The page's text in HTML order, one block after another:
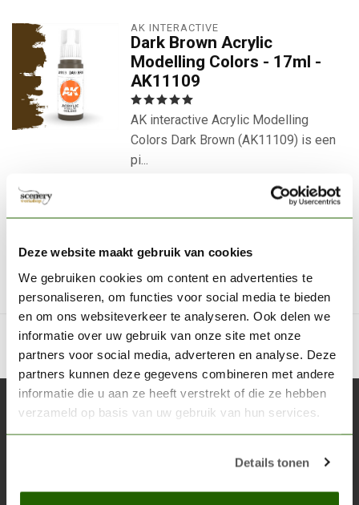
Deze website maakt gebruik van cookies
We gebruiken cookies om content en advertenties te
personaliseren, om functies voor social media te bieden
en om ons websiteverkeer te analyseren. Ook delen we
informatie over uw gebruik van onze site met onze
partners voor social media, adverteren en analyse. Deze
partners kunnen deze gegevens combineren met andere
informatie die u aan ze heeft verstrekt of die ze hebben
verzameld op basis van uw gebruik van hun services.
Details tonen
AK INTERACTIVE
Dark Brown Acrylic
Modelling Colors - 17ml -
AK11109
AK interactive Acrylic Modelling
Colors Dark Brown (AK11109) is een
pi...
Op voorraad
Abonneer je op onze nieuwsbrief
Blijf op de hoogte over onze laatste acties